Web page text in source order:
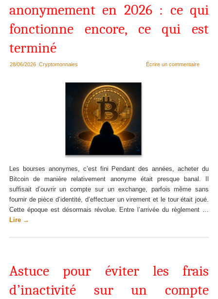
anonymement en 2026 : ce qui
fonctionne encore, ce qui est
terminé
28/06/2026 |Cryptomonnaies Écrire un commentaire
Les bourses anonymes, c’est fini Pendant des années, acheter du
Bitcoin de manière relativement anonyme était presque banal. Il
suffisait d’ouvrir un compte sur un exchange, parfois même sans
fournir de pièce d’identité, d’effectuer un virement et le tour était joué.
Cette époque est désormais révolue. Entre l’arrivée du règlement …
Lire →
Astuce pour éviter les frais
d’inactivité sur un compte